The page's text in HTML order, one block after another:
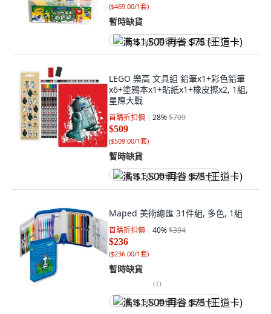
($469.00/1套)
暫時缺貨
满 $1,500 再省 $75 (王道卡)
LEGO 樂高 文具組 鉛筆x1+彩色鉛筆
x6+塗鴉本x1+貼紙x1+橡皮擦x2, 1組,
星際大戰
首購折扣價 28%$709
$509
($509.00/1套)
暫時缺貨
满 $1,500 再省 $75 (王道卡)
Maped 美術總匯 31件組, 多色, 1組
首購折扣價 40%$394
$236
($236.00/1套)
暫時缺貨
(1)
满 $1,500 再省 $75 (王道卡)